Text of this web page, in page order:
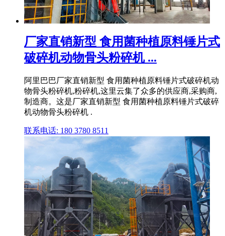
厂家直销新型 食用菌种植原料锤片式
破碎机动物骨头粉碎机 ...
阿里巴巴厂家直销新型 食用菌种植原料锤片式破碎机动
物骨头粉碎机,粉碎机,这里云集了众多的供应商,采购商,
制造商。这是厂家直销新型 食用菌种植原料锤片式破碎
机动物骨头粉碎机 .
联系电话: 180 3780 8511